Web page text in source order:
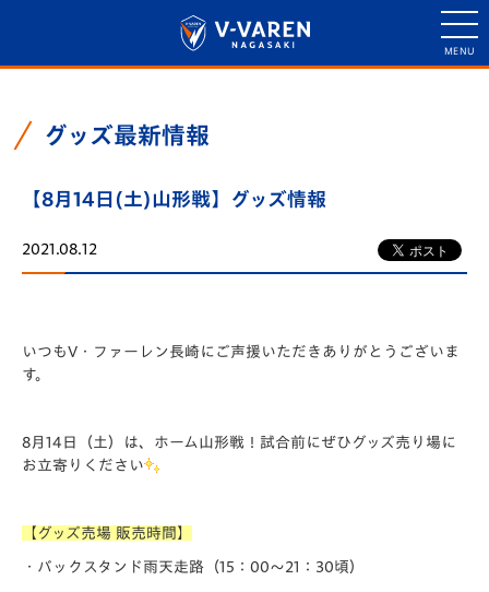
グッズ最新情報
【8月14日(土)山形戦】グッズ情報
2021.08.12
いつもV・ファーレン長崎にご声援いただきありがとうございま
す。
8月14日（土）は、ホーム山形戦！試合前にぜひグッズ売り場に
お立寄りください
【グッズ売場 販売時間】
・バックスタンド雨天走路（15：00～21：30頃）